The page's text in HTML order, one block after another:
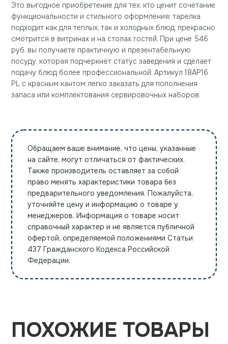
Это выгодное приобретение для тех, кто ценит сочетание
функциональности и стильного оформления: тарелка
подходит как для теплых, так и холодных блюд, прекрасно
смотрится в витринах и на столах гостей. При цене 546
руб. вы получаете практичную и презентабельную
посуду, которая подчеркнёт статус заведения и сделает
подачу блюд более профессиональной. Артикул 18AP16
PL с красным кантом легко заказать для пополнения
запаса или комплектования сервировочных наборов.
Обращаем ваше внимание, что цены, указанные
на сайте, могут отличаться от фактических.
Также производитель оставляет за собой
право менять характеристики товара без
предварительного уведомления. Пожалуйста,
уточняйте цену и информацию о товаре у
менеджеров. Информация о товаре носит
справочный характер и не является публичной
офертой, определяемой положениями Статьи
437 Гражданского Кодекса Российской
Федерации.
ПОХОЖИЕ ТОВАРЫ